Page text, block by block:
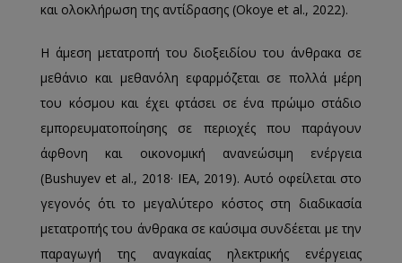
και ολοκλήρωση της αντίδρασης (Okoye et al., 2022).
Η άμεση μετατροπή του διοξειδίου του άνθρακα σε
μεθάνιο και μεθανόλη εφαρμόζεται σε πολλά μέρη
του κόσμου και έχει φτάσει σε ένα πρώιμο στάδιο
εμπορευματοποίησης σε περιοχές που παράγουν
άφθονη και οικονομική ανανεώσιμη ενέργεια
(Bushuyev et al., 2018· IEA, 2019). Αυτό οφείλεται στο
γεγονός ότι το μεγαλύτερο κόστος στη διαδικασία
μετατροπής του άνθρακα σε καύσιμα συνδέεται με την
παραγωγή της αναγκαίας ηλεκτρικής ενέργειας